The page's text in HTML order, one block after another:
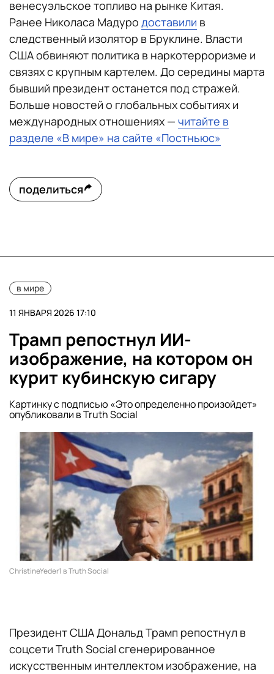
венесуэльское топливо на рынке Китая.
Ранее Николаса Мадуро доставили в
следственный изолятор в Бруклине. Власти
США обвиняют политика в наркотерроризме и
связях с крупным картелем. До середины марта
бывший президент останется под стражей.
Больше новостей о глобальных событиях и
международных отношениях — читайте в
разделе «В мире» на сайте «Постньюс»
поделиться
в мире
11 ЯНВАРЯ 2026 17:10
Трамп репостнул ИИ-
изображение, на котором он
курит кубинскую сигару
Картинку с подписью «Это определенно произойдет»
опубликовали в Truth Social
ChristineYeder1 в Truth Social
Президент США Дональд Трамп репостнул в
соцсети Truth Social сгенерированное
искусственным интеллектом изображение, на